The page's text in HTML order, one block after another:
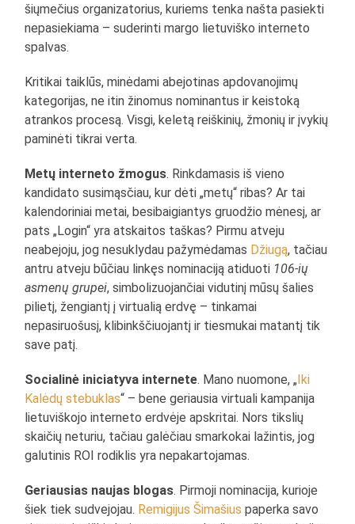
šiųmečius organizatorius, kuriems tenka našta pasiekti
nepasiekiama – suderinti margo lietuviško interneto
spalvas.
Kritikai taiklūs, minėdami abejotinas apdovanojimų
kategorijas, ne itin žinomus nominantus ir keistoką
atrankos procesą. Visgi, keletą reiškinių, žmonių ir įvykių
paminėti tikrai verta.
Metų interneto žmogus. Rinkdamasis iš vieno
kandidato susimąsčiau, kur dėti „metų“ ribas? Ar tai
kalendoriniai metai, besibaigiantys gruodžio mėnesį, ar
pats „Login“ yra atskaitos taškas? Pirmu atveju
neabejoju, jog nesuklydau pažymėdamas Džiugą, tačiau
antru atveju būčiau linkęs nominaciją atiduoti 106-ių
asmenų grupei, simbolizuojančiai vidutinį mūsų šalies
pilietį, žengiantį į virtualią erdvę – tinkamai
nepasiruošusį, klibinkščiuojantį ir tiesmukai matantį tik
save patį.
Socialinė iniciatyva internete. Mano nuomone, „Iki
Kalėdų stebuklas“ – bene geriausia virtuali kampanija
lietuviškojo interneto erdvėje apskritai. Nors tikslių
skaičių neturiu, tačiau galėčiau smarkokai lažintis, jog
galutinis ROI rodiklis yra nepakartojamas.
Geriausias naujas blogas. Pirmoji nominacija, kurioje
šiek tiek sudvejojau. Remigijus Šimašius paperka savo